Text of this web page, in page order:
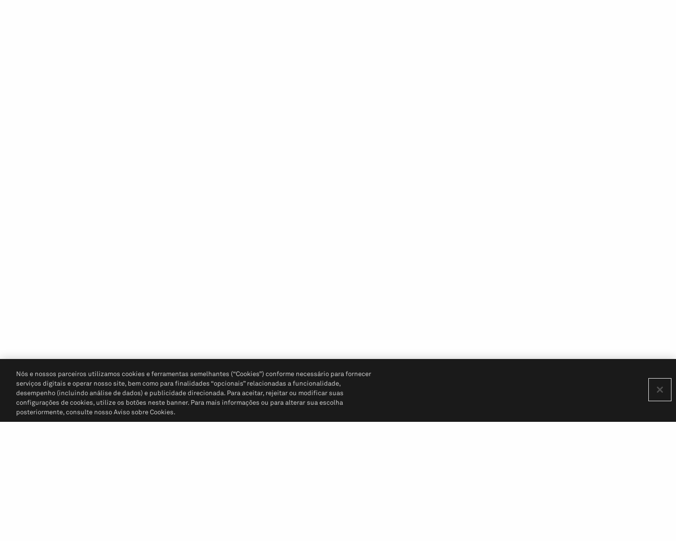
Nós e nossos parceiros utilizamos cookies e ferramentas semelhantes (“Cookies”) conforme necessário para fornecer
serviços digitais e operar nosso site, bem como para finalidades “opcionais” relacionadas a funcionalidade,
desempenho (incluindo análise de dados) e publicidade direcionada. Para aceitar, rejeitar ou modificar suas
configurações de cookies, utilize os botões neste banner. Para mais informações ou para alterar sua escolha
posteriormente, consulte nosso Aviso sobre Cookies.